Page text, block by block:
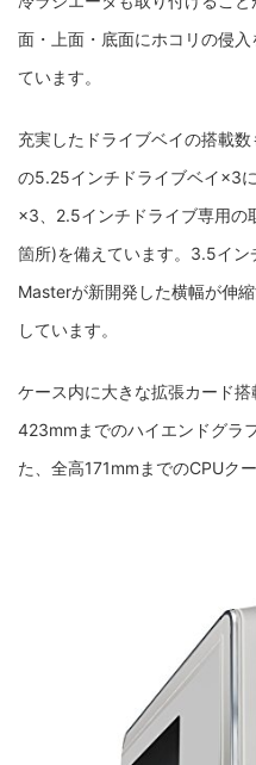
面・上面・底面にホコリの侵
ています。
充実したドライブベイの搭載
の5.25インチドライブベイ×3
×3、2.5インチドライブ専用の
箇所)を備えています。3.5イ
Masterが新開発した横幅が伸
しています。
ケース内に大きな拡張カード
423mmまでのハイエンドグラ
た、全高171mmまでのCPUク